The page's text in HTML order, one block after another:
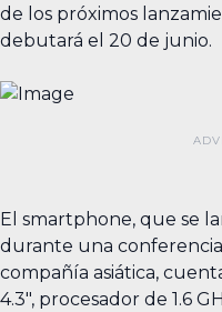
de los próximos
debutará el 20 de junio.
El smartphone, que se
durante una
compañía asiática,
4.3", procesador de 1.6